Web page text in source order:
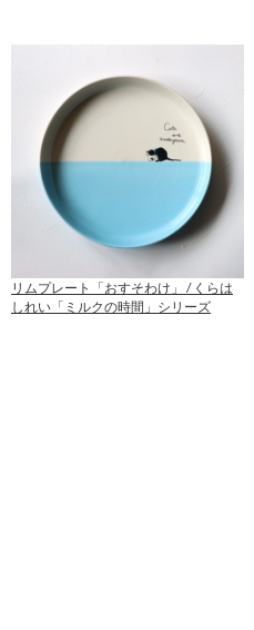
リムプレート「おすそわけ」 / くらは
しれい「ミルクの時間」シリーズ